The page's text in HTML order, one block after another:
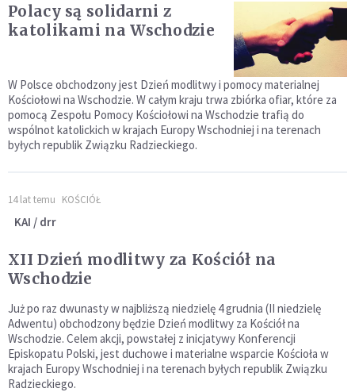
Polacy są solidarni z
katolikami na Wschodzie
W Polsce obchodzony jest Dzień modlitwy i pomocy materialnej
Kościołowi na Wschodzie. W całym kraju trwa zbiórka ofiar, które za
pomocą Zespołu Pomocy Kościołowi na Wschodzie trafią do
wspólnot katolickich w krajach Europy Wschodniej i na terenach
byłych republik Związku Radzieckiego.
14 lat temu KOŚCIÓŁ
KAI / drr
XII Dzień modlitwy za Kościół na
Wschodzie
Już po raz dwunasty w najbliższą niedzielę 4 grudnia (II niedzielę
Adwentu) obchodzony będzie Dzień modlitwy za Kościół na
Wschodzie. Celem akcji, powstałej z inicjatywy Konferencji
Episkopatu Polski, jest duchowe i materialne wsparcie Kościoła w
krajach Europy Wschodniej i na terenach byłych republik Związku
Radzieckiego.